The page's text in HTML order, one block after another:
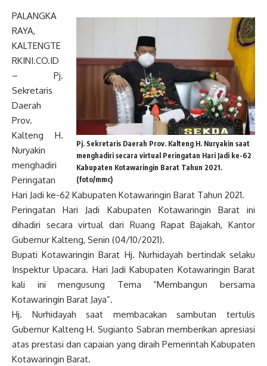
Pj. Sekretaris Daerah Prov. Kalteng H. Nuryakin saat
menghadiri secara virtual Peringatan Hari Jadi ke-62
Kabupaten Kotawaringin Barat Tahun 2021.
(foto/mmc)
PALANGKA
RAYA,
KALTENGTE
RKINI.CO.ID
– Pj.
Sekretaris
Daerah
Prov.
Kalteng H.
Nuryakin
menghadiri
Peringatan
Hari Jadi ke-62 Kabupaten Kotawaringin Barat Tahun 2021.
Peringatan Hari Jadi Kabupaten Kotawaringin Barat ini
dihadiri secara virtual dari Ruang Rapat Bajakah, Kantor
Gubernur Kalteng, Senin (04/10/2021).
Bupati Kotawaringin Barat Hj. Nurhidayah bertindak selaku
Inspektur Upacara. Hari Jadi Kabupaten Kotawaringin Barat
kali ini mengusung Tema “Membangun bersama
Kotawaringin Barat Jaya”.
Hj. Nurhidayah saat membacakan sambutan tertulis
Gubernur Kalteng H. Sugianto Sabran memberikan apresiasi
atas prestasi dan capaian yang diraih Pemerintah Kabupaten
Kotawaringin Barat.